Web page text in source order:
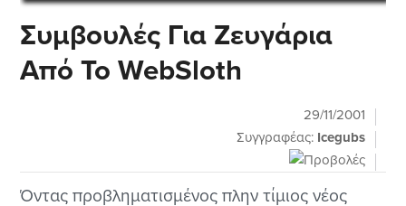
Συμβουλές Για Ζευγάρια
Από Το WebSloth
29/11/2001
Συγγραφέας: Icegubs
Όντας προβληματισμένος πλην τίμιος νέος